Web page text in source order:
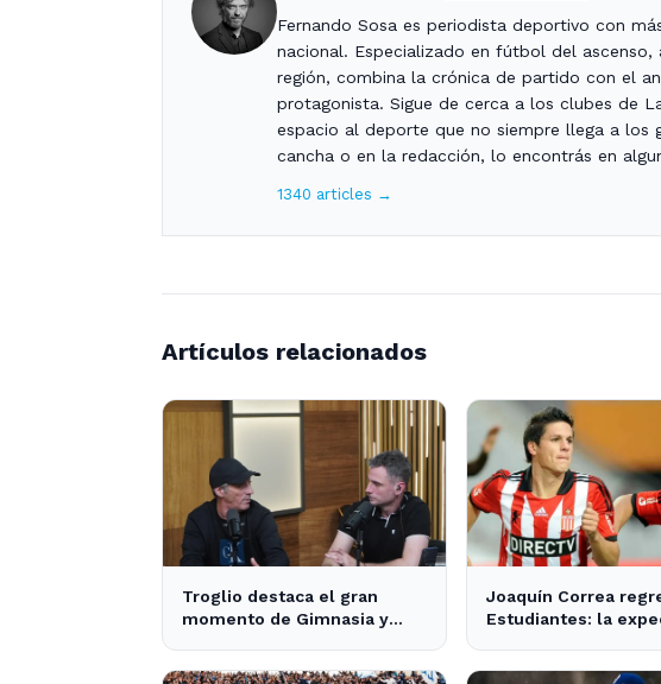
Fernando Sosa es periodista deportivo con
nacional. Especializado en fútbol del
región, combina la crónica de partido con el
protagonista. Sigue de cerca a los clubes de
espacio al deporte que no siempre llega a los
cancha o en la redacción, lo encontrás en
1340 articles →
Artículos relacionados
Troglio destaca el gran
momento de Gimnasia y
Joaquín Correa
Estudiantes: la